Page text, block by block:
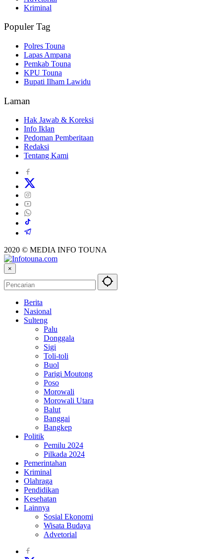
Kriminal
Populer Tag
Polres Touna
Lapas Ampana
Pemkab Touna
KPU Touna
Bupati Ilham Lawidu
Laman
Hak Jawab & Koreksi
Info Iklan
Pedoman Pemberitaan
Redaksi
Tentang Kami
2020 © MEDIA INFO TOUNA
×
Berita
Nasional
Sulteng
Palu
Donggala
Sigi
Toli-toli
Buol
Parigi Moutong
Poso
Morowali
Morowali Utara
Balut
Banggai
Bangkep
Politik
Pemilu 2024
Pilkada 2024
Pemerintahan
Kriminal
Olahraga
Pendidikan
Kesehatan
Lainnya
Sosial Ekonomi
Wisata Budaya
Advetorial